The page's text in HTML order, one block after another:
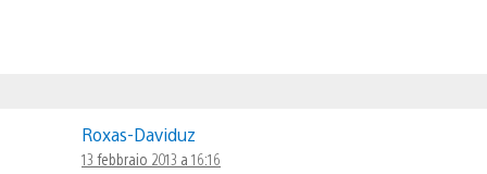
Roxas-Daviduz
13 febbraio 2013 a 16:16